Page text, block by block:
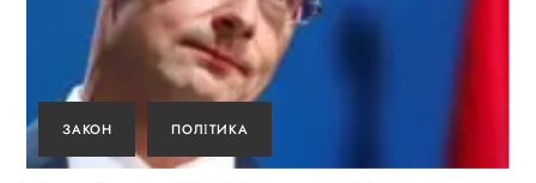
ЗАКОН ПОЛІТИКА